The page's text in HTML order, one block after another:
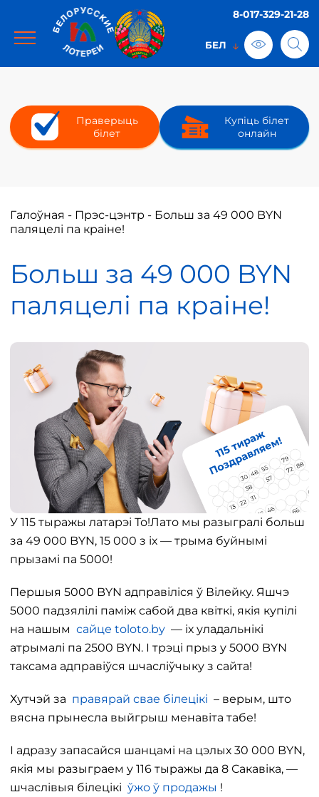
8-017-329-21-28
Праверыць
білет
Купіць білет
онлайн
Галоўная - Прэс-цэнтр - Больш за 49 000 BYN
паляцелі па краіне!
Больш за 49 000 BYN
паляцелі па краіне!
У 115 тыражы латарэі То!Лато мы разыгралі больш
за 49 000 BYN, 15 000 з іх — трыма буйнымі
прызамі па 5000!
Першыя 5000 BYN адправіліся ў Вілейку. Яшчэ
5000 падзялілі паміж сабой два квіткі, якія купілі
на нашым сайце toloto.by — іх уладальнікі
атрымалі па 2500 BYN. І трэці прыз у 5000 BYN
таксама адправіўся шчасліўчыку з сайта!
Хутчэй за правярай свае білецікі – верым, што
вясна прынесла выйгрыш менавіта табе!
І адразу запасайся шанцамі на цэлых 30 000 BYN,
якія мы разыграем у 116 тыражы да 8 Сакавіка, —
шчаслівыя білецікі ўжо ў продажы !